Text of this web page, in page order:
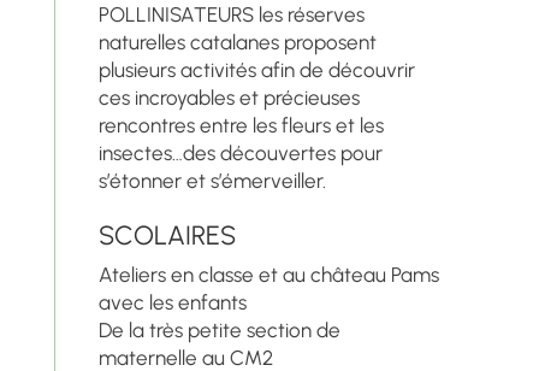
POLLINISATEURS les réserves
naturelles catalanes proposent
plusieurs activités afin de découvrir
ces incroyables et précieuses
rencontres entre les fleurs et les
insectes…des découvertes pour
s’étonner et s’émerveiller.
SCOLAIRES
Ateliers en classe et au château Pams
avec les enfants
De la très petite section de
maternelle au CM2